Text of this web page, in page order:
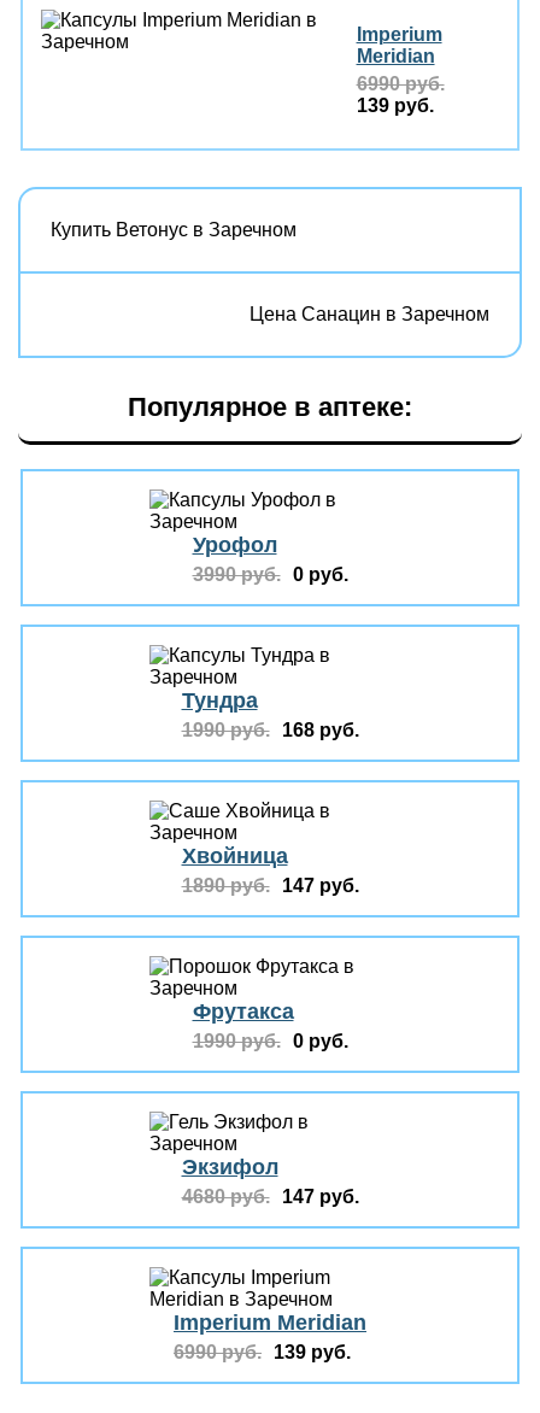
Imperium
Meridian
6990 руб.
139 руб.
Купить Ветонус в Заречном
Цена Санацин в Заречном
Популярное в аптеке:
Урофол
3990 руб. 0 руб.
Тундра
1990 руб. 168 руб.
Хвойница
1890 руб. 147 руб.
Фрутакса
1990 руб. 0 руб.
Экзифол
4680 руб. 147 руб.
Imperium Meridian
6990 руб. 139 руб.